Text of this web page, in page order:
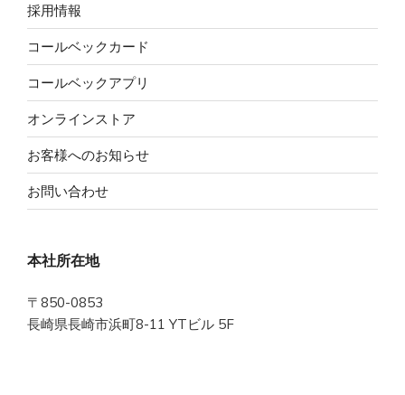
採用情報
コールベックカード
コールベックアプリ
オンラインストア
お客様へのお知らせ
お問い合わせ
本社所在地
〒850-0853
長崎県長崎市浜町8-11 YTビル 5F